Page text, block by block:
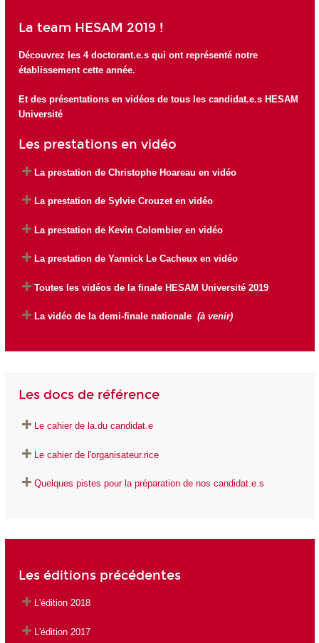
La team HESAM 2019 !
Découvrez les 4 doctorant.e.s qui ont représenté notre
établissement cette année.
Et des présentations en vidéos de tous les candidat.e.s HESAM
Université
Les prestations en vidéo
La prestation de Christophe Hoareau en vidéo
La prestation de Sylvie Crouzet en vidéo
La prestation de Kevin Colombier en vidéo
La prestation de Yannick Le Cacheux en vidéo
Toutes les vidéos de la finale HESAM Université 2019
La vidéo de la demi-finale nationale (à venir)
Les docs de référence
Le cahier de la.du candidat.e
Le cahier de l'organisateur.rice
Quelques pistes pour la préparation de nos candidat.e.s
Les éditions précédentes
L'édition 2018
L'édition 2017